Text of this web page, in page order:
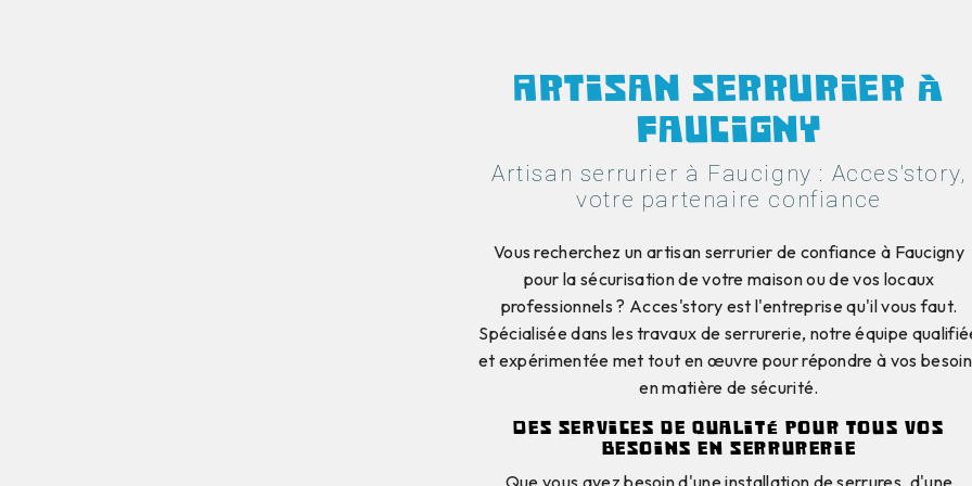
Artisan serrurier à
Faucigny
Artisan serrurier à Faucigny : Acces'story,
votre partenaire confiance
Vous recherchez un artisan serrurier de confiance à Faucigny
pour la sécurisation de votre maison ou de vos locaux
professionnels ? Acces'story est l'entreprise qu'il vous faut.
Spécialisée dans les travaux de serrurerie, notre équipe
et expérimentée met tout en œuvre pour répondre à vos
en matière de sécurité.
Des services de qualité pour tous vos
besoins en serrurerie
Que vous ayez besoin d'une installation de serrures, d'une